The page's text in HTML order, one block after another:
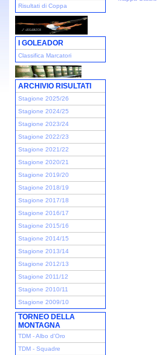
Risultati di Coppa
I GOLEADOR
Classifica Marcatori
ARCHIVIO RISULTATI
Stagione 2025/26
Stagione 2024/25
Stagione 2023/24
Stagione 2022/23
Stagione 2021/22
Stagione 2020/21
Stagione 2019/20
Stagione 2018/19
Stagione 2017/18
Stagione 2016/17
Stagione 2015/16
Stagione 2014/15
Stagione 2013/14
Stagione 2012/13
Stagione 2011/12
Stagione 2010/11
Stagione 2009/10
TORNEO DELLA
MONTAGNA
TDM - Albo d'Oro
TDM - Squadre